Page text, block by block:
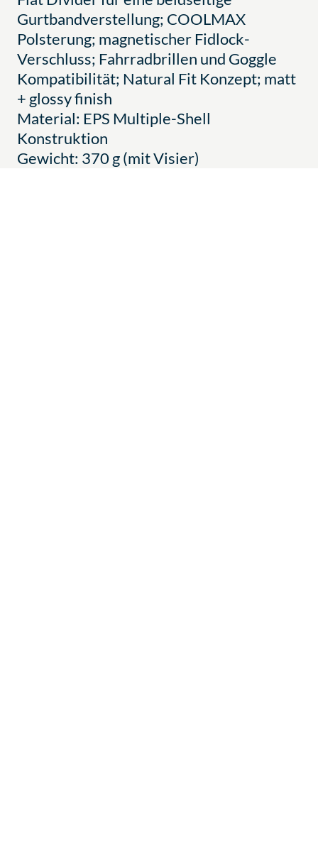
Gurtbandverstellung; COOLMAX
Polsterung; magnetischer Fidlock-
Verschluss; Fahrradbrillen und Goggle
Kompatibilität; Natural Fit Konzept; matt
+ glossy finish
Material: EPS Multiple-Shell
Konstruktion
Gewicht: 370 g (mit Visier)